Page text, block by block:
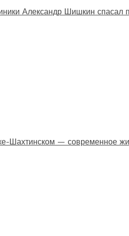
Александр Шишкин
Шахтинском — современное